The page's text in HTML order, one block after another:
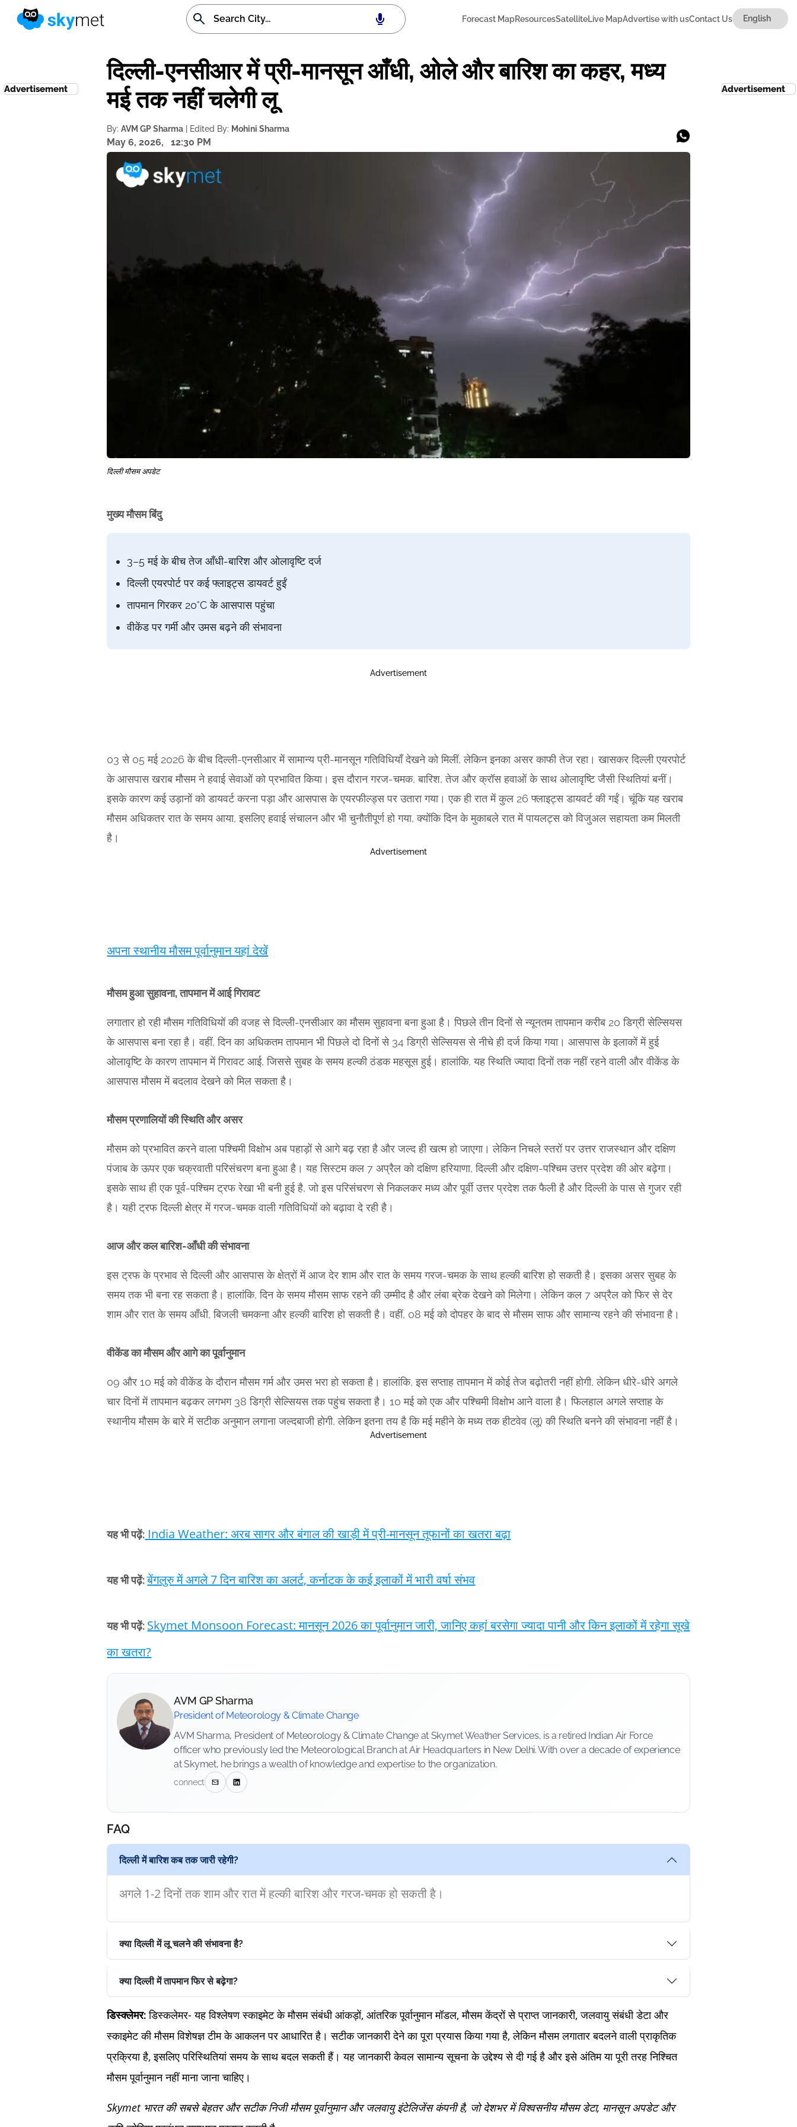
Forecast MapResourcesSatelliteLive MapAdvertise with usContact Us
Advertisement
दिल्ली-एनसीआर में प्री-मानसून आँधी, ओले और बारिश का कहर, मध्य
मई तक नहीं चलेगी लू
By:AVM GP Sharma | Edited By: Mohini Sharma
May 6, 2026, 12:30 PM
दिल्ली मौसम अपडेट
मुख्य मौसम बिंदु
3–5 मई के बीच तेज आँधी-बारिश और ओलावृष्टि दर्ज
दिल्ली एयरपोर्ट पर कई फ्लाइट्स डायवर्ट हुईं
तापमान गिरकर 20°C के आसपास पहुंचा
वीकेंड पर गर्मी और उमस बढ़ने की संभावना
Advertisement
03 से 05 मई 2026 के बीच दिल्ली-एनसीआर में सामान्य प्री-मानसून गतिविधियाँ देखने को मिलीं, लेकिन इनका असर काफी तेज रहा। खासकर दिल्ली एयरपोर्ट
के आसपास खराब मौसम ने हवाई सेवाओं को प्रभावित किया। इस दौरान गरज-चमक, बारिश, तेज और क्रॉस हवाओं के साथ ओलावृष्टि जैसी स्थितियां बनीं।
इसके कारण कई उड़ानों को डायवर्ट करना पड़ा और आसपास के एयरफील्ड्स पर उतारा गया। एक ही रात में कुल 26 फ्लाइट्स डायवर्ट की गईं। चूंकि यह खराब
मौसम अधिकतर रात के समय आया, इसलिए हवाई संचालन और भी चुनौतीपूर्ण हो गया, क्योंकि दिन के मुकाबले रात में पायलट्स को विजुअल सहायता कम मिलती
है।
Advertisement
अपना स्थानीय मौसम पूर्वानुमान यहां देखें
मौसम हुआ सुहावना, तापमान में आई गिरावट
लगातार हो रही मौसम गतिविधियों की वजह से दिल्ली-एनसीआर का मौसम सुहावना बना हुआ है। पिछले तीन दिनों से न्यूनतम तापमान करीब 20 डिग्री सेल्सियस
के आसपास बना रहा है। वहीं, दिन का अधिकतम तापमान भी पिछले दो दिनों से 34 डिग्री सेल्सियस से नीचे ही दर्ज किया गया। आसपास के इलाकों में हुई
ओलावृष्टि के कारण तापमान में गिरावट आई, जिससे सुबह के समय हल्की ठंडक महसूस हुई। हालांकि, यह स्थिति ज्यादा दिनों तक नहीं रहने वाली और वीकेंड के
आसपास मौसम में बदलाव देखने को मिल सकता है।
मौसम प्रणालियों की स्थिति और असर
मौसम को प्रभावित करने वाला पश्चिमी विक्षोभ अब पहाड़ों से आगे बढ़ रहा है और जल्द ही खत्म हो जाएगा। लेकिन निचले स्तरों पर उत्तर राजस्थान और दक्षिण
पंजाब के ऊपर एक चक्रवाती परिसंचरण बना हुआ है। यह सिस्टम कल 7 अप्रैल को दक्षिण हरियाणा, दिल्ली और दक्षिण-पश्चिम उत्तर प्रदेश की ओर बढ़ेगा।
इसके साथ ही एक पूर्व-पश्चिम ट्रफ रेखा भी बनी हुई है, जो इस परिसंचरण से निकलकर मध्य और पूर्वी उत्तर प्रदेश तक फैली है और दिल्ली के पास से गुजर रही
है। यही ट्रफ दिल्ली क्षेत्र में गरज-चमक वाली गतिविधियों को बढ़ावा दे रही है।
आज और कल बारिश-आँधी की संभावना
इस ट्रफ के प्रभाव से दिल्ली और आसपास के क्षेत्रों में आज देर शाम और रात के समय गरज-चमक के साथ हल्की बारिश हो सकती है। इसका असर सुबह के
समय तक भी बना रह सकता है। हालांकि, दिन के समय मौसम साफ रहने की उम्मीद है और लंबा ब्रेक देखने को मिलेगा। लेकिन कल 7 अप्रैल को फिर से देर
शाम और रात के समय आँधी, बिजली चमकना और हल्की बारिश हो सकती है। वहीं, 08 मई को दोपहर के बाद से मौसम साफ और सामान्य रहने की संभावना है।
वीकेंड का मौसम और आगे का पूर्वानुमान
09 और 10 मई को वीकेंड के दौरान मौसम गर्म और उमस भरा हो सकता है। हालांकि, इस सप्ताह तापमान में कोई तेज बढ़ोतरी नहीं होगी, लेकिन धीरे-धीरे अगले
चार दिनों में तापमान बढ़कर लगभग 38 डिग्री सेल्सियस तक पहुंच सकता है। 10 मई को एक और पश्चिमी विक्षोभ आने वाला है। फिलहाल अगले सप्ताह के
स्थानीय मौसम के बारे में सटीक अनुमान लगाना जल्दबाजी होगी, लेकिन इतना तय है कि मई महीने के मध्य तक हीटवेव (लू) की स्थिति बनने की संभावना नहीं है।
Advertisement
यह भी पढ़ें: India Weather: अरब सागर और बंगाल की खाड़ी में प्री-मानसून तूफानों का खतरा बढ़ा
यह भी पढ़ें:बेंगलुरु में अगले 7 दिन बारिश का अलर्ट, कर्नाटक के कई इलाकों में भारी वर्षा संभव
यह भी पढ़ें: Skymet Monsoon Forecast: मानसून 2026 का पूर्वानुमान जारी, जानिए कहां बरसेगा ज्यादा पानी और किन इलाकों में रहेगा सूखे
का खतरा?
AVM GP Sharma
President of Meteorology & Climate Change
AVM Sharma, President of Meteorology & Climate Change at Skymet Weather Services, is a retired Indian Air Force
officer who previously led the Meteorological Branch at Air Headquarters in New Delhi. With over a decade of experience
at Skymet, he brings a wealth of knowledge and expertise to the organization.
connect
FAQ
दिल्ली में बारिश कब तक जारी रहेगी?
अगले 1-2 दिनों तक शाम और रात में हल्की बारिश और गरज-चमक हो सकती है।
क्या दिल्ली में लू चलने की संभावना है?
क्या दिल्ली में तापमान फिर से बढ़ेगा?
डिस्क्लेमर:डिस्कलेमर- यह विश्लेषण स्काइमेट के मौसम संबंधी आंकड़ों, आंतरिक पूर्वानुमान मॉडल, मौसम केंद्रों से प्राप्त जानकारी, जलवायु संबंधी डेटा और
स्काइमेट की मौसम विशेषज्ञ टीम के आकलन पर आधारित है। सटीक जानकारी देने का पूरा प्रयास किया गया है, लेकिन मौसम लगातार बदलने वाली प्राकृतिक
प्रक्रिया है, इसलिए परिस्थितियां समय के साथ बदल सकती हैं। यह जानकारी केवल सामान्य सूचना के उद्देश्य से दी गई है और इसे अंतिम या पूरी तरह निश्चित
मौसम पूर्वानुमान नहीं माना जाना चाहिए।
Skymet भारत की सबसे बेहतर और सटीक निजी मौसम पूर्वानुमान और जलवायु इंटेलिजेंस कंपनी है, जो देशभर में विश्वसनीय मौसम डेटा, मानसून अपडेट और
Advertisement